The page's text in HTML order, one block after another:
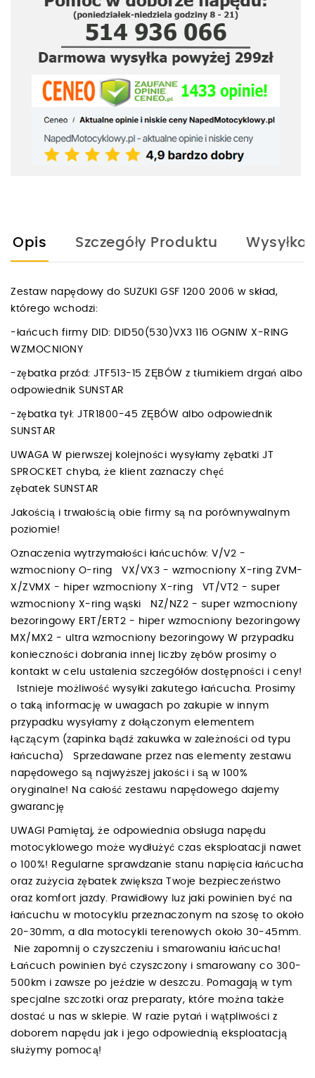
Opis Szczegóły Produktu Wysyłka
Zestaw napędowy do SUZUKI GSF 1200 2006 w skład,
którego wchodzi:
-łańcuch firmy DID: DID50(530)VX3 116 OGNIW X-RING
WZMOCNIONY
-zębatka przód: JTF513-15 ZĘBÓW z tłumikiem drgań albo
odpowiednik SUNSTAR
-zębatka tył: JTR1800-45 ZĘBÓW albo odpowiednik
SUNSTAR
UWAGA W pierwszej kolejności wysyłamy zębatki JT
SPROCKET chyba, że klient zaznaczy chęć
zębatek SUNSTAR
Jakością i trwałością obie firmy są na porównywalnym
poziomie!
Oznaczenia wytrzymałości łańcuchów: V/V2 -
wzmocniony O-ring VX/VX3 - wzmocniony X-ring ZVM-
X/ZVMX - hiper wzmocniony X-ring VT/VT2 - super
wzmocniony X-ring wąski NZ/NZ2 - super wzmocniony
bezoringowy ERT/ERT2 - hiper wzmocniony bezoringowy
MX/MX2 - ultra wzmocniony bezoringowy W przypadku
konieczności dobrania innej liczby zębów prosimy o
kontakt w celu ustalenia szczegółów dostępności i ceny!
Istnieje możliwość wysyłki zakutego łańcucha. Prosimy
o taką informację w uwagach po zakupie w innym
przypadku wysyłamy z dołączonym elementem
łączącym (zapinka bądź zakuwka w zależności od typu
łańcucha) Sprzedawane przez nas elementy zestawu
napędowego są najwyższej jakości i są w 100%
oryginalne! Na całość zestawu napędowego dajemy
gwarancję
UWAGI Pamiętaj, że odpowiednia obsługa napędu
motocyklowego może wydłużyć czas eksploatacji nawet
o 100%! Regularne sprawdzanie stanu napięcia łańcucha
oraz zużycia zębatek zwiększa Twoje bezpieczeństwo
oraz komfort jazdy. Prawidłowy luz jaki powinien być na
łańcuchu w motocyklu przeznaczonym na szosę to około
20-30mm, a dla motocykli terenowych około 30-45mm.
Nie zapomnij o czyszczeniu i smarowaniu łańcucha!
Łańcuch powinien być czyszczony i smarowany co 300-
500km i zawsze po jeździe w deszczu. Pomagają w tym
specjalne szczotki oraz preparaty, które można także
dostać u nas w sklepie. W razie pytań i wątpliwości z
doborem napędu jak i jego odpowiednią eksploatacją
służymy pomocą!